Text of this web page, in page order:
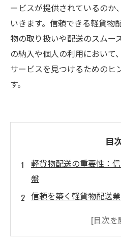
ービスが提供されているのか
いきます。信頼できる軽貨物
物の取り扱いや配送のスムー
の納入や個人の利用において
サービスを見つけるためのヒ
す。
目
軽貨物配送の重要性：
盤
信頼を築く軽貨物配送
便利さを追求した軽貨